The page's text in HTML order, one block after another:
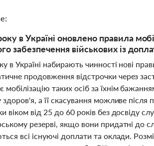
в Україні оновлено правила
забезпечення військових із
в Україні набирають чинності нові
продовження відстрочки через
таких осіб за їхнім
а її скасування можливе після
віком від 25 до 60 років без досвіду
резерві, якщо вони придатні до
всі існуючі доплати та оклади.